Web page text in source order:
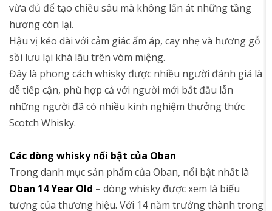
vừa đủ để tạo chiều sâu mà không lấn át những tầng
hương còn lại.
Hậu vị kéo dài với cảm giác ấm áp, cay nhẹ và hương gỗ
sồi lưu lại khá lâu trên vòm miệng.
Đây là phong cách whisky được nhiều người đánh giá là
dễ tiếp cận, phù hợp cả với người mới bắt đầu lẫn
những người đã có nhiều kinh nghiệm thưởng thức
Scotch Whisky.
Các dòng whisky nổi bật của Oban
Trong danh mục sản phẩm của Oban, nổi bật nhất là
Oban 14 Year Old – dòng whisky được xem là biểu
tượng của thương hiệu. Với 14 năm trưởng thành trong